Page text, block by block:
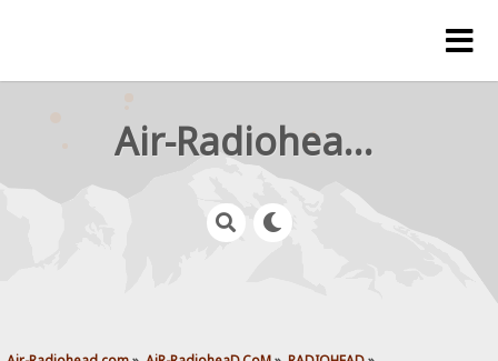
Air-Radiohead.com